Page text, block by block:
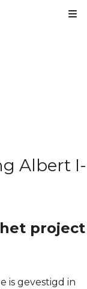
Albert I-
project
is gevestigd in